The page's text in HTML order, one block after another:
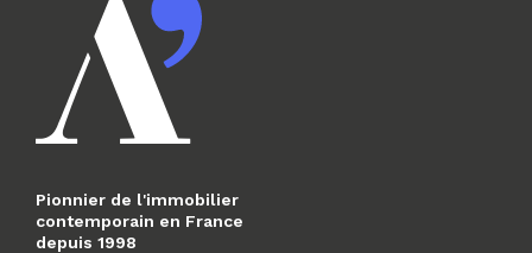
Pionnier de l'immobilier
contemporain en France
depuis 1998